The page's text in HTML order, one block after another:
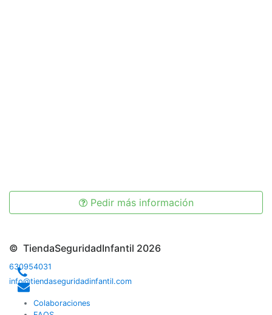
Pedir más información
© TiendaSeguridadInfantil 2026
630954031
info@tiendaseguridadinfantil.com
Colaboraciones